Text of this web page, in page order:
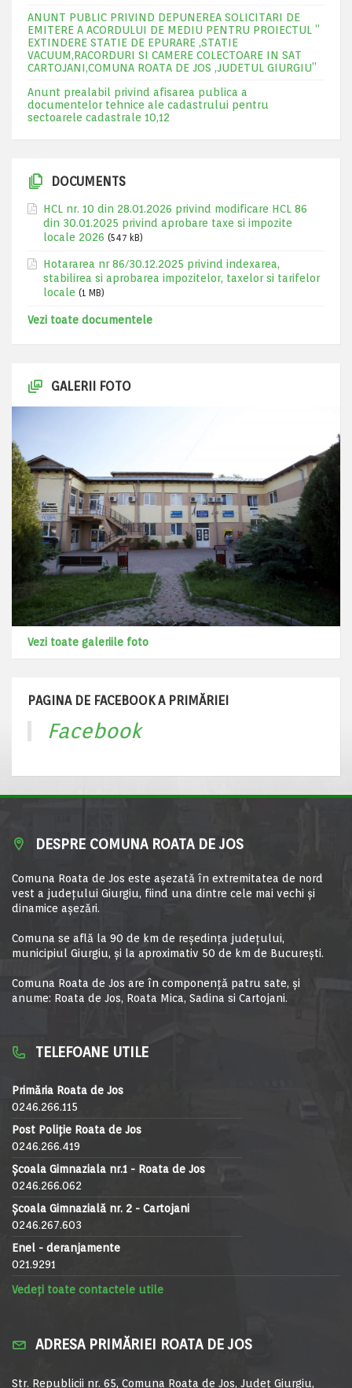
ANUNT PUBLIC PRIVIND DEPUNEREA SOLICITARI DE
EMITERE A ACORDULUI DE MEDIU PENTRU PROIECTUL ”
EXTINDERE STATIE DE EPURARE ,STATIE
VACUUM,RACORDURI SI CAMERE COLECTOARE IN SAT
CARTOJANI,COMUNA ROATA DE JOS ,JUDETUL GIURGIU”
Anunt prealabil privind afisarea publica a
documentelor tehnice ale cadastrului pentru
sectoarele cadastrale 10,12
DOCUMENTS
HCL nr. 10 din 28.01.2026 privind modificare HCL 86
din 30.01.2025 privind aprobare taxe si impozite
locale 2026 (547 kB)
Hotararea nr 86/30.12.2025 privind indexarea,
stabilirea si aprobarea impozitelor, taxelor si tarifelor
locale (1 MB)
Vezi toate documentele
GALERII FOTO
Vezi toate galeriile foto
PAGINA DE FACEBOOK A PRIMĂRIEI
Facebook
DESPRE COMUNA ROATA DE JOS
Comuna Roata de Jos este aşezată în extremitatea de nord
vest a judeţului Giurgiu, fiind una dintre cele mai vechi şi
dinamice aşezări.
Comuna se află la 90 de km de reşedinţa judeţului,
municipiul Giurgiu, şi la aproximativ 50 de km de Bucureşti.
Comuna Roata de Jos are în componență patru sate, și
anume: Roata de Jos, Roata Mica, Sadina si Cartojani.
TELEFOANE UTILE
Primăria Roata de Jos
0246.266.115
Post Poliție Roata de Jos
0246.266.419
Școala Gimnaziala nr.1 - Roata de Jos
0246.266.062
Școala Gimnazială nr. 2 - Cartojani
0246.267.603
Enel - deranjamente
021.9291
Vedeți toate contactele utile
ADRESA PRIMĂRIEI ROATA DE JOS
Str. Republicii nr. 65, Comuna Roata de Jos, Județ Giurgiu,